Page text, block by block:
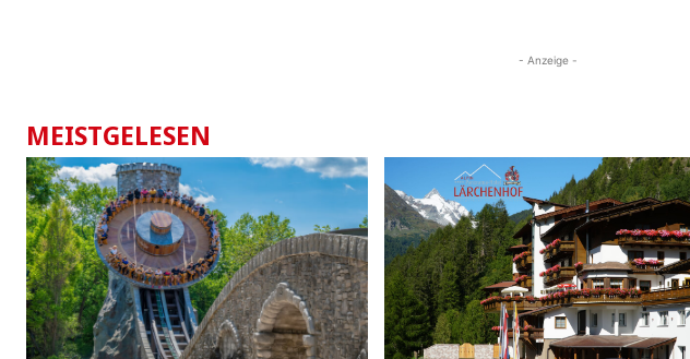
- Anzeige -
MEISTGELESEN